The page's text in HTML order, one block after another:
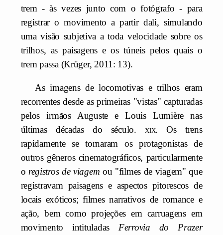
trem - às vezes junto com o fotógrafo - para
registrar o movimento a partir dali, simulando
uma visão subjetiva a toda velocidade sobre os
trilhos, as paisagens e os túneis pelos quais o
trem passa (Krüger, 2011: 13).
As imagens de locomotivas e trilhos eram
recorrentes desde as primeiras "vistas" capturadas
pelos irmãos Auguste e Louis Lumière nas
últimas décadas do século.xix. Os trens
rapidamente se tornaram os protagonistas de
outros gêneros cinematográficos, particularmente
o registros de viagem ou "filmes de viagem" que
registravam paisagens e aspectos pitorescos de
locais exóticos; filmes narrativos de romance e
ação, bem como projeções em carruagens em
movimento intituladas Ferrovia do Prazer